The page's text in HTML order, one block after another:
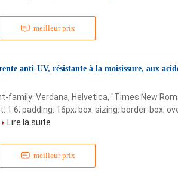
meilleur prix
anti-UV, résistante à la moisissure, aux
meilleur prix
family: Verdana, Helvetica, "Times New
1.6; padding: 16px; box-sizing: border-box;
Lire la suite